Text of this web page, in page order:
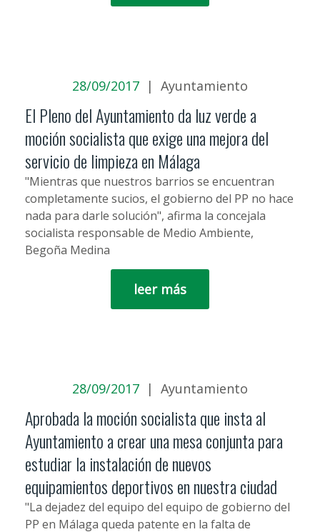
28/09/2017 | Ayuntamiento
El Pleno del Ayuntamiento da luz verde a
moción socialista que exige una mejora del
servicio de limpieza en Málaga
"Mientras que nuestros barrios se encuentran
completamente sucios, el gobierno del PP no hace
nada para darle solución", afirma la concejala
socialista responsable de Medio Ambiente,
Begoña Medina
leer más
28/09/2017 | Ayuntamiento
Aprobada la moción socialista que insta al
Ayuntamiento a crear una mesa conjunta para
estudiar la instalación de nuevos
equipamientos deportivos en nuestra ciudad
"La dejadez del equipo del equipo de gobierno del
PP en Málaga queda patente en la falta de